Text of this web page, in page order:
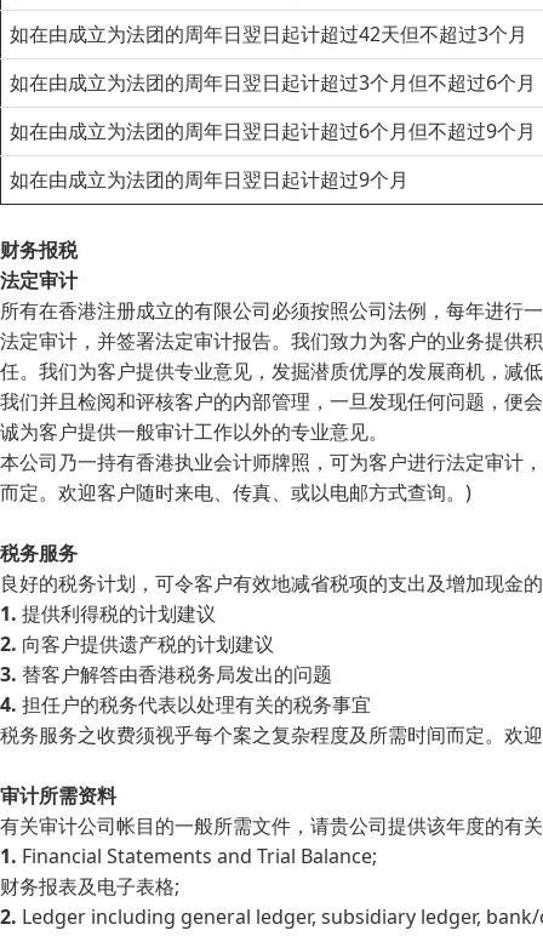
如在由成立为法团的周年日翌日起计超过42天但不超过3个月
如在由成立为法团的周年日翌日起计超过3个月但不超过6个月
如在由成立为法团的周年日翌日起计超过6个月但不超过9个月
如在由成立为法团的周年日翌日起计超过9个月
财务报税
法定审计
所有在香港注册成立的有限公司必须按照公司法例，每年进行
法定审计，并签署法定审计报告。我们致力为客户的业务提供
任。我们为客户提供专业意见，发掘潜质优厚的发展商机，减
我们并且检阅和评核客户的内部管理，一旦发现任何问题，便
诚为客户提供一般审计工作以外的专业意见。
本公司乃一持有香港执业会计师牌照，可为客户进行法定审计
而定。欢迎客户随时来电、传真、或以电邮方式查询。)
税务服务
良好的税务计划，可令客户有效地减省税项的支出及增加现金
1. 提供利得税的计划建议
2. 向客户提供遗产税的计划建议
3. 替客户解答由香港税务局发出的问题
4. 担任户的税务代表以处理有关的税务事宜
税务服务之收费须视乎每个案之复杂程度及所需时间而定。欢
审计所需资料
有关审计公司帐目的一般所需文件，请贵公司提供该年度的有
1. Financial Statements and Trial Balance;
财务报表及电子表格;
2. Ledger including general ledger, subsidiary ledger,